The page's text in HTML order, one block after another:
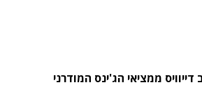
דייוויס ממציאי הג'ינס המודרני